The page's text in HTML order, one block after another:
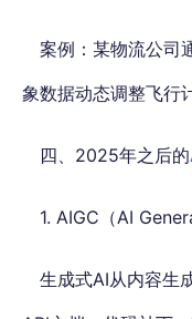
案例：某物流公司
象数据动态调整飞行
四、2025年之后的
1. AIGC（AI
生成式AI从内容生